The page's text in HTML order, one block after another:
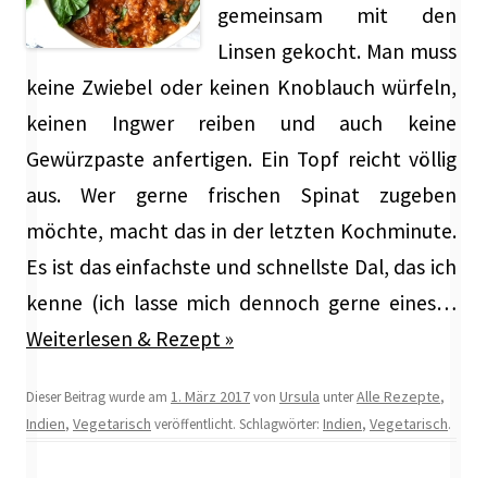
gemeinsam mit den
Linsen gekocht. Man muss
keine Zwiebel oder keinen Knoblauch würfeln,
keinen Ingwer reiben und auch keine
Gewürzpaste anfertigen. Ein Topf reicht völlig
aus. Wer gerne frischen Spinat zugeben
möchte, macht das in der letzten Kochminute.
Es ist das einfachste und schnellste Dal, das ich
kenne (ich lasse mich dennoch gerne eines…
Weiterlesen & Rezept »
Dieser Beitrag wurde am 1. März 2017von Ursula unterAlle Rezepte,
Indien, Vegetarisch veröffentlicht. Schlagwörter: Indien, Vegetarisch.